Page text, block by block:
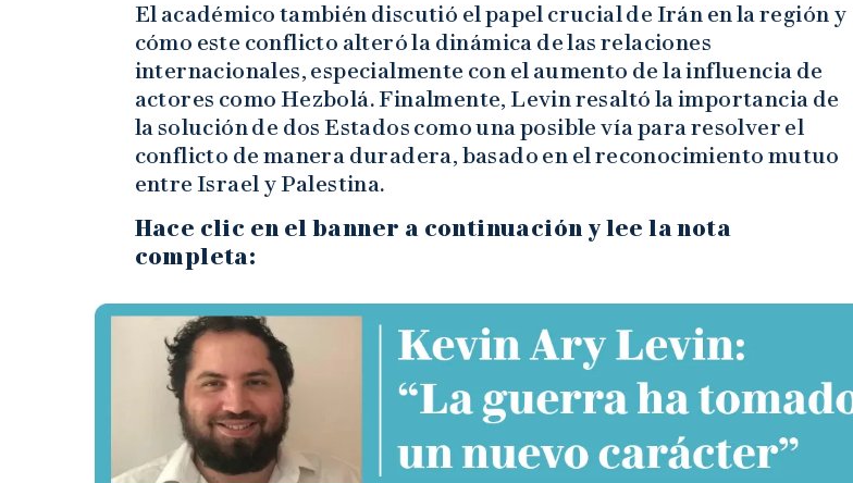
El académico también discutió el papel crucial de Irán en la región y
cómo este conflicto alteró la dinámica de las relaciones
internacionales, especialmente con el aumento de la influencia de
actores como Hezbolá. Finalmente, Levin resaltó la importancia de
la solución de dos Estados como una posible vía para resolver el
conflicto de manera duradera, basado en el reconocimiento mutuo
entre Israel y Palestina.
Hace clic en el banner a continuación y lee la nota
completa: